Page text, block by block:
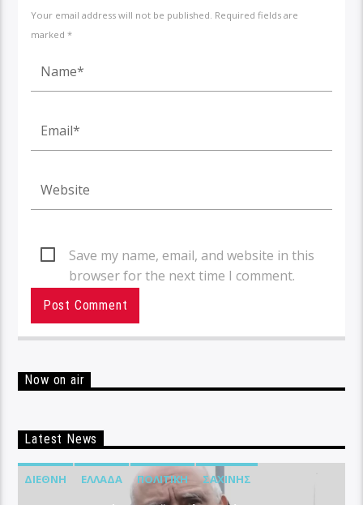
Your email address will not be published. Required fields are
marked *
Save my name, email, and website in this
browser for the next time I comment.
Now on air
Latest News
ΔΙΕΘΝΉ ΕΛΛΆΔΑ ΠΟΛΙΤΙΚΉ ΣΑΧΊΝΗΣ